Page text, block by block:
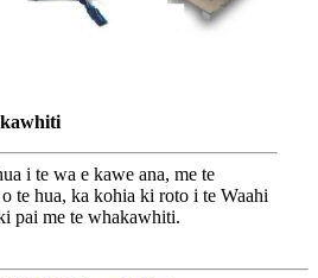
i te wa e kawe ana, me te
te hua, ka kohia ki roto i te Waahi
pai me te whakawhiti.